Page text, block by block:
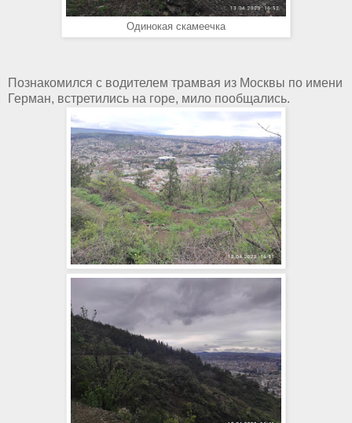
Одинокая скамеечка
Познакомился с водителем трамвая из Москвы по имени
Герман, встретились на горе, мило пообщались.